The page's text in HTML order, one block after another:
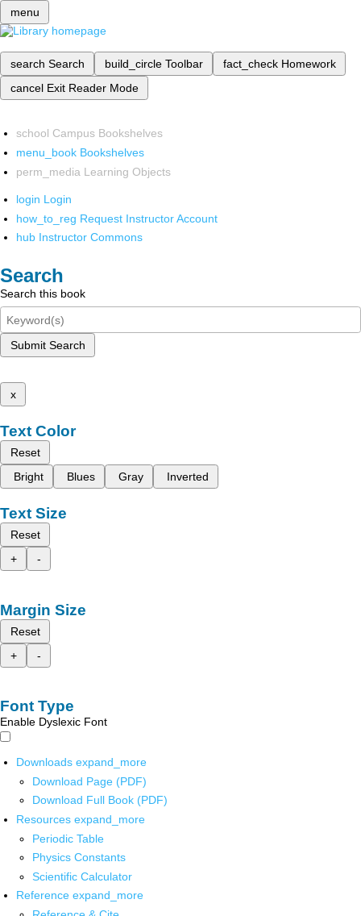
menu
search Search build_circle Toolbar fact_check Homework
cancel Exit Reader Mode
school Campus Bookshelves
menu_book Bookshelves
perm_media Learning Objects
login Login
how_to_reg Request Instructor Account
hub Instructor Commons
Search
Search this book
Submit Search
x
Text Color
Reset
Bright
Blues Gray Inverted
Text Size
Reset
+
-
Margin Size
Reset
+
-
Font Type
Enable Dyslexic Font
Downloads expand_more
Download Page (PDF)
Download Full Book (PDF)
Resources expand_more
Periodic Table
Physics Constants
Scientific Calculator
Reference expand_more